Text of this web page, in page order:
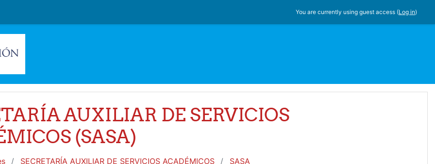
You are currently using guest access (Log in)
AUXILIAR DE SERVICIOS
(SASA)
SECRETARÍA AUXILIAR DE SERVICIOS ACADÉMICOS
SASA